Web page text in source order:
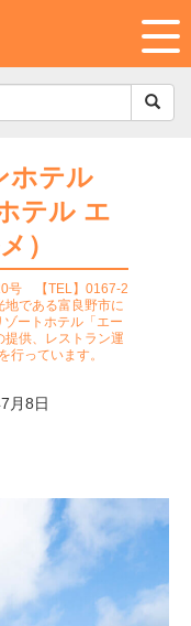
ホテル
テル エ
）
号 【TEL】0167-2
である富良野市に
ートホテル「エー
提供、レストラン運
行っています。
月8日